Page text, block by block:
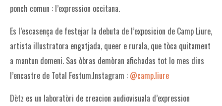
ponch comun : l’expression occitana.
Es l’escasença de festejar la debuta de l’exposicion de Camp Liure,
artista illustratora engatjada, queer e rurala, que tòca quitament
a mantun domeni. Sas òbras demòran afichadas tot lo mes dins
l’encastre de Total Festum.Instagram : @camp.liure
Dètz es un laboratòri de creacion audiovisuala d’expression